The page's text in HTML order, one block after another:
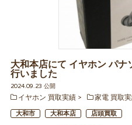
大和本店にて イヤホン パナ
行いました
2024.09.23 公開
イヤホン 買取実績
家電 買取
大和市 大和本店 店頭買取